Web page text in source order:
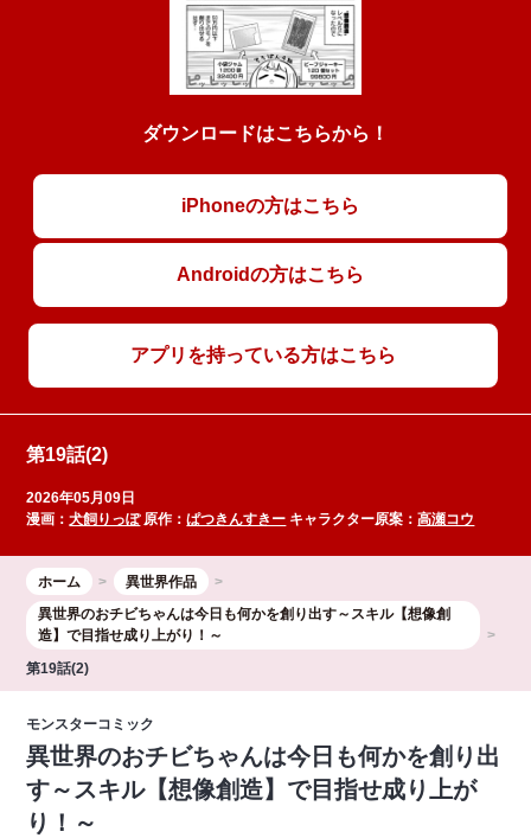
ダウンロードはこちらから！
iPhoneの方はこちら
Androidの方はこちら
アプリを持っている方はこちら
第19話(2)
2026年05月09日
漫画：犬飼りっぽ原作：ぱつきんすきー キャラクター原案：高瀬コウ
ホーム
異世界作品
異世界のおチビちゃんは今日も何かを創り出す～スキル【想像創
造】で目指せ成り上がり！～
第19話(2)
モンスターコミック
異世界のおチビちゃんは今日も何かを創り出
す～スキル【想像創造】で目指せ成り上が
り！～